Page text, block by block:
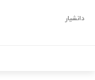
دانشیار